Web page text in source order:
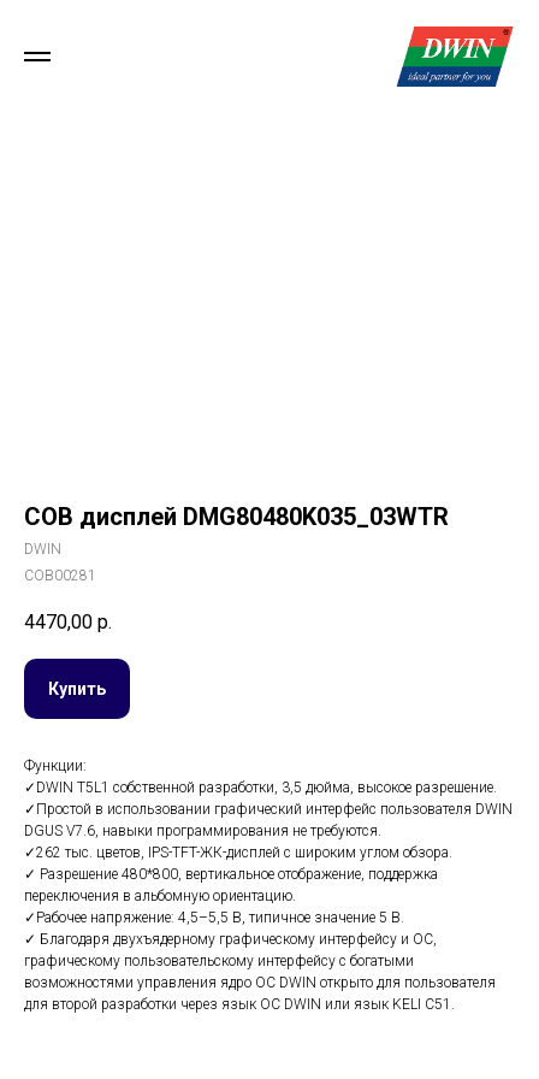
COB дисплей DMG80480K035_03WTR
DWIN
COB00281
4470,00 р.
Купить
Функции:
✓DWIN T5L1 собственной разработки, 3,5 дюйма, высокое разрешение.
✓Простой в использовании графический интерфейс пользователя DWIN
DGUS V7.6, навыки программирования не требуются.
✓262 тыс. цветов, IPS-TFT-ЖК-дисплей с широким углом обзора.
✓ Разрешение 480*800, вертикальное отображение, поддержка
переключения в альбомную ориентацию.
✓Рабочее напряжение: 4,5–5,5 В, типичное значение 5 В.
✓ Благодаря двухъядерному графическому интерфейсу и ОС,
графическому пользовательскому интерфейсу с богатыми
возможностями управления ядро ​​ОС DWIN открыто для пользователя
для второй разработки через язык ОС DWIN или язык KELI C51.